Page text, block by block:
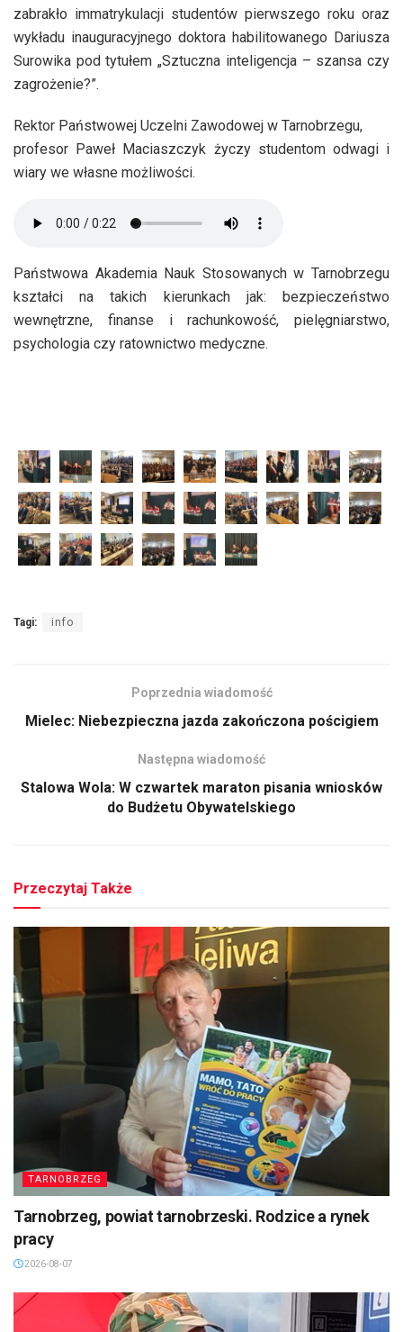
zabrakło immatrykulacji studentów pierwszego roku oraz
wykładu inauguracyjnego doktora habilitowanego Dariusza
Surowika pod tytułem „Sztuczna inteligencja – szansa czy
zagrożenie?”.
Rektor Państwowej Uczelni Zawodowej w Tarnobrzegu,
profesor Paweł Maciaszczyk życzy studentom odwagi i
wiary we własne możliwości.
Państwowa Akademia Nauk Stosowanych w Tarnobrzegu
kształci na takich kierunkach jak: bezpieczeństwo
wewnętrzne, finanse i rachunkowość, pielęgniarstwo,
psychologia czy ratownictwo medyczne.
Tagi: info
Poprzednia wiadomość
Mielec: Niebezpieczna jazda zakończona pościgiem
Następna wiadomość
Stalowa Wola: W czwartek maraton pisania wniosków
do Budżetu Obywatelskiego
Przeczytaj Także
TARNOBRZEG
Tarnobrzeg, powiat tarnobrzeski. Rodzice a rynek
pracy
2026-08-07